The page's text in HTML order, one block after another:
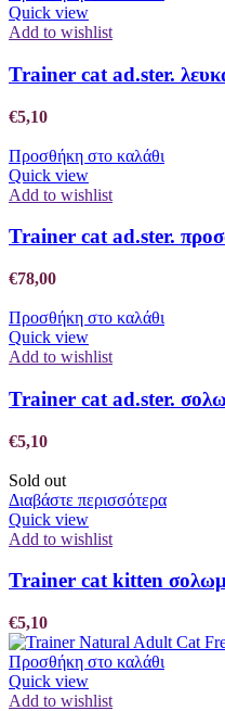
Quick view
Add to wishlist
Trainer cat ad.ster.
€5,10
Προσθήκη στο καλάθι
Quick view
Add to wishlist
Trainer cat ad.ster.
€78,00
Προσθήκη στο καλάθι
Quick view
Add to wishlist
Trainer cat ad.ster.
€5,10
Sold out
Διαβάστε περισσότερα
Quick view
Add to wishlist
Trainer cat kitten
€5,10
Προσθήκη στο καλάθι
Quick view
Add to wishlist